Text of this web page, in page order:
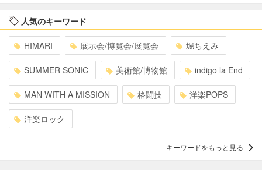
人気のキーワード
HIMARI 展示会/博覧会/展覧会 堀ちえみ
SUMMER SONIC 美術館/博物館 indigo la End
MAN WITH A MISSION 格闘技 洋楽POPS
洋楽ロック
キーワードをもっと見る